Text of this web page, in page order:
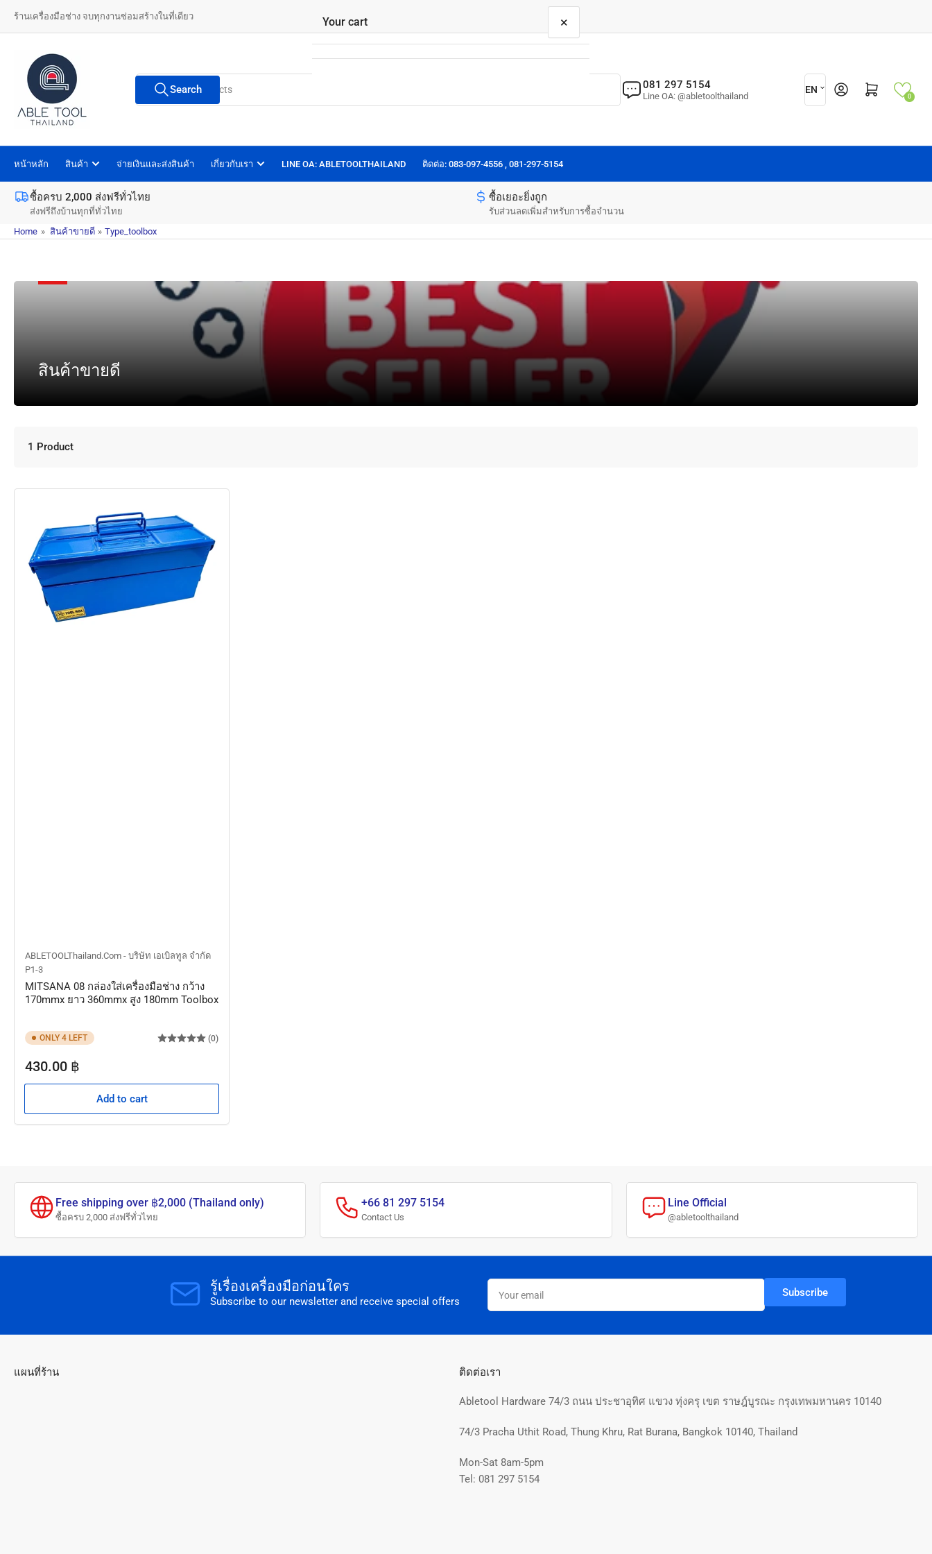
ร้านเครื่องมือช่าง จบทุกงานซ่อมสร้างในที่เดียว
Search
products
Search 081 297 5154
Line OA: @abletoolthailand
L
a
g
e
EN Log in Open mini cart
0
หน้าหลัก สินค้า จ่ายเงินและส่งสินค้า เกี่ยวกับเรา LINE OA: ABLETOOLTHAILAND ติดต่อ: 083-097-4556 , 081-297-5154
ซื้อครบ 2,000 ส่งฟรีทั่วไทย
ส่งฟรีถึงบ้านทุกที่ทั่วไทย
ซื้อเยอะยิ่งถูก
รับส่วนลดเพิ่มสำหรับการซื้อจำนวน
Home » สินค้าขายดี » Type_toolbox
สินค้าขายดี
1 Product
ABLETOOLThailand.Com - บริษัท เอเบิลทูล จำกัด
P1-3
MITSANA 08 กล่องใส่เครื่องมือช่าง กว้าง
170mmx ยาว 360mmx สูง 180mm Toolbox
ONLY 4 LEFT (0)
Regular
430.00 ฿
Add to cart
Free shipping over ฿2,000 (Thailand only)
ซื้อครบ 2,000 ส่งฟรีทั่วไทย
+66 81 297 5154
Contact Us
Line Official
@abletoolthailand
รู้เรื่องเครื่องมือก่อนใคร
Subscribe to our newsletter and receive special offers
Your
email
Subscribe
แผนที่ร้าน ติดต่อเรา
Abletool Hardware 74/3 ถนน ประชาอุทิศ แขวง ทุ่งครุ เขต ราษฎ์บูรณะ กรุงเทพมหานคร 10140
74/3 Pracha Uthit Road, Thung Khru, Rat Burana, Bangkok 10140, Thailand
Mon-Sat 8am-5pm
Tel: 081 297 5154
Your cart ×